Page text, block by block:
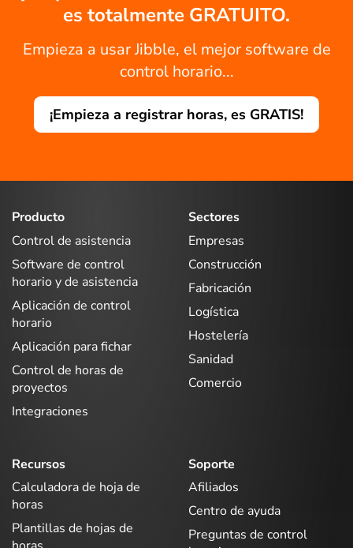
es totalmente GRATUITO.
Empieza a usar Jibble, el mejor software de
control horario...
¡Empieza a registrar horas, es GRATIS!
Producto
Control de asistencia
Software de control
horario y de asistencia
Aplicación de control
horario
Aplicación para fichar
Control de horas de
proyectos
Integraciones
Sectores
Empresas
Construcción
Fabricación
Logística
Hostelería
Sanidad
Comercio
Recursos
Calculadora de hoja de
horas
Plantillas de hojas de
Soporte
Afiliados
Centro de ayuda
Preguntas de control